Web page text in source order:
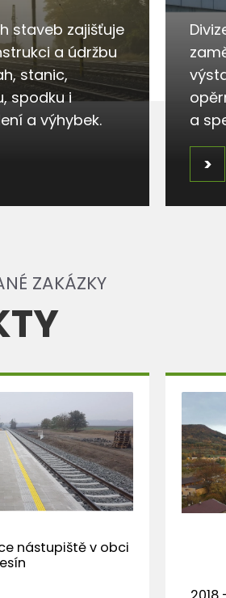
staveb zajišťuje
a údržbu
stanic,
spodku i
a výhybek.
a
ZAKÁZKY
nástupiště v obci